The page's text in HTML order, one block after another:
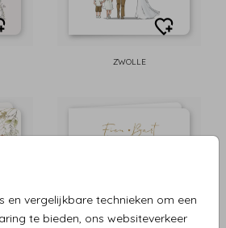
en vergelijkbare technieken om een
te bieden, ons websiteverkeer
ZWOLLE